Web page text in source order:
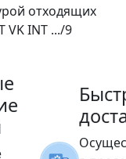
отходящих
VK INT .../9